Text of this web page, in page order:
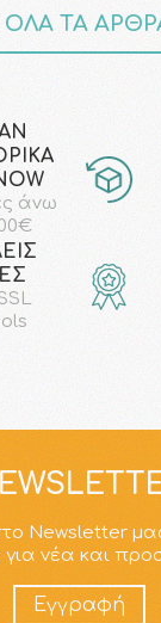
ΟΛΑ ΤΑ
άνω
Newsletter
νέα και
Εγγραφή